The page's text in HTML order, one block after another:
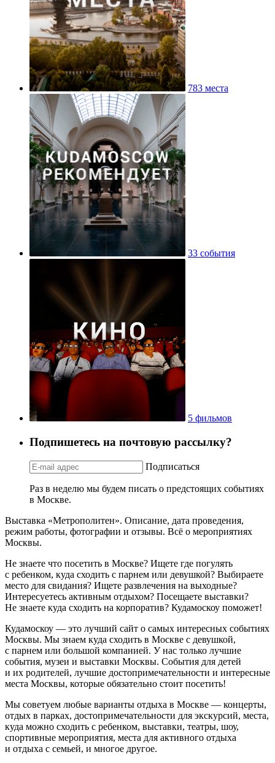
783 места
33 события
5 фильмов
Подпишетесь на почтовую рассылку?
Подписаться
Раз в неделю мы будем писать о предстоящих событиях
в Москве.
Выставка «Метрополитен». Описание, дата проведения,
режим работы, фотографии и отзывы. Всё о мероприятиях
Москвы.
Не знаете что посетить в Москве? Ищете где погулять
с ребенком, куда сходить с парнем или девушкой? Выбираете
место для свидания? Ищете развлечения на выходные?
Интересуетесь активным отдыхом? Посещаете выставки?
Не знаете куда сходить на корпоратив? Кудамоскоу поможет!
Кудамоскоу — это лучший сайт о самых интересных событиях
Москвы. Мы знаем куда сходить в Москве с девушкой,
с парнем или большой компанией. У нас только лучшие
события, музеи и выставки Москвы. События для детей
и их родителей, лучшие достопримечательности и интересные
места Москвы, которые обязательно стоит посетить!
Мы советуем любые варианты отдыха в Москве — концерты,
отдых в парках, достопримечательности для экскурсий, места,
куда можно сходить с ребенком, выставки, театры, шоу,
спортивные мероприятия, места для активного отдыха
и отдыха с семьей, и многое другое.